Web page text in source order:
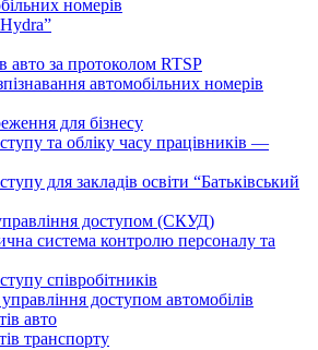
номерів
авто за протоколом RTSP
автомобільних номерів
для бізнесу
та обліку часу працівників —
для закладів освіти “Батьківський
доступом (СКУД)
система контролю персоналу та
співробітників
доступом автомобілів
авто
транспорту